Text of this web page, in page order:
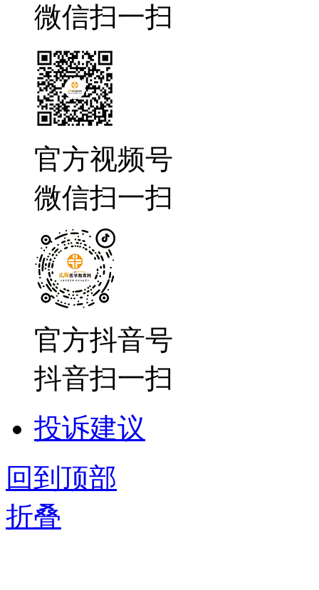
微信扫一扫
官方视频号
微信扫一扫
官方抖音号
抖音扫一扫
投诉建议
回到顶部
折叠